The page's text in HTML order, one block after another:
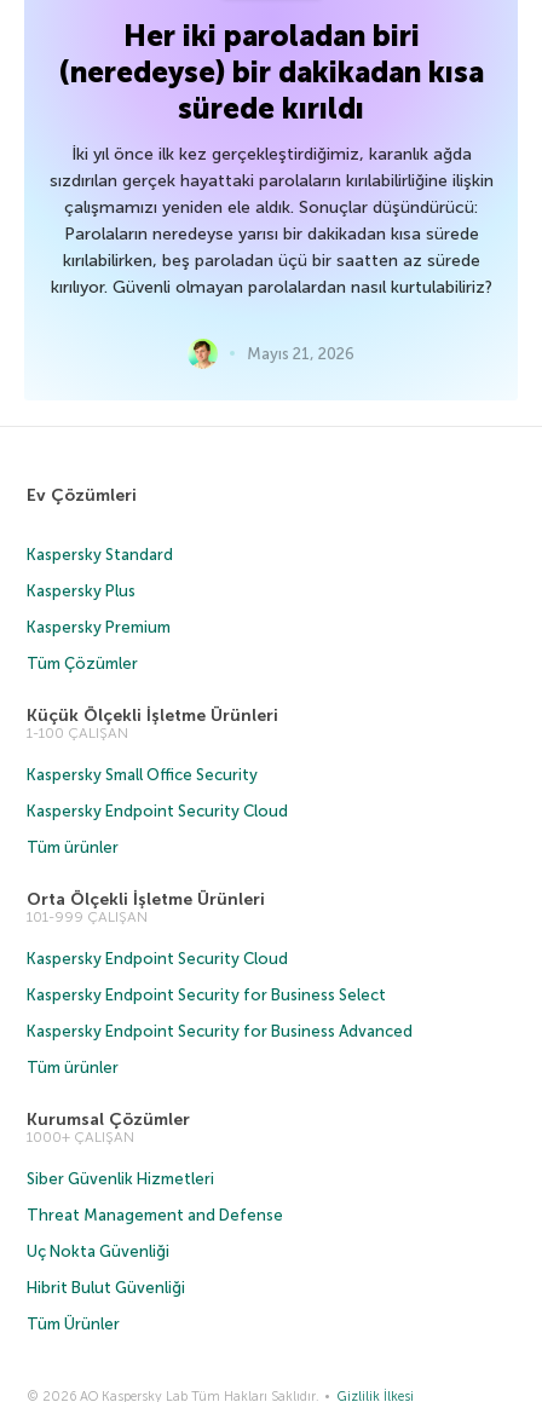
Her iki paroladan biri
(neredeyse) bir dakikadan kısa
sürede kırıldı
İki yıl önce ilk kez gerçekleştirdiğimiz, karanlık ağda
sızdırılan gerçek hayattaki parolaların kırılabilirliğine ilişkin
çalışmamızı yeniden ele aldık. Sonuçlar düşündürücü:
Parolaların neredeyse yarısı bir dakikadan kısa sürede
kırılabilirken, beş paroladan üçü bir saatten az sürede
kırılıyor. Güvenli olmayan parolalardan nasıl kurtulabiliriz?
Mayıs 21, 2026
Ev Çözümleri
Kaspersky Standard
Kaspersky Plus
Kaspersky Premium
Tüm Çözümler
Küçük Ölçekli İşletme Ürünleri
1-100 ÇALIŞAN
Kaspersky Small Office Security
Kaspersky Endpoint Security Cloud
Tüm ürünler
Orta Ölçekli İşletme Ürünleri
101-999 ÇALIŞAN
Kaspersky Endpoint Security Cloud
Kaspersky Endpoint Security for Business Select
Kaspersky Endpoint Security for Business Advanced
Tüm ürünler
Kurumsal Çözümler
1000+ ÇALIŞAN
Siber Güvenlik Hizmetleri
Threat Management and Defense
Uç Nokta Güvenliği
Hibrit Bulut Güvenliği
Tüm Ürünler
© 2026 AO Kaspersky Lab Tüm Hakları Saklıdır. Gizlilik İlkesi